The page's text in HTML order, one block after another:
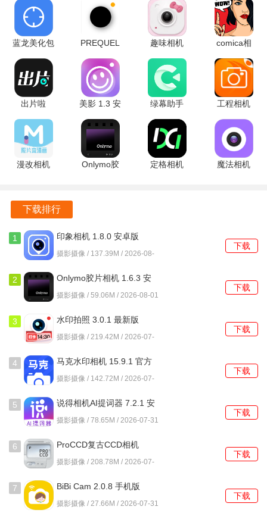
蓝龙美化包
1.2 安卓版
PREQUEL
1.89.2 官方
正版
趣味相机
3.2.92 安卓
版
comica相
机 1.56 安
卓版
出片啦
1.9.0 免费
版
美影 1.3 安
卓版
绿幕助手
8.4.1 安卓
版
工程相机
2.15.2 手机
版
漫改相机
Onlymo胶
定格相机
魔法相机
下载排行
1 印象相机 1.8.0 安卓版
摄影摄像 / 137.39M / 2026-08-
下载
2
Onlymo胶片相机 1.6.3 安
卓版
摄影摄像 / 59.06M / 2026-08-01
下载
3 水印拍照 3.0.1 最新版
摄影摄像 / 219.42M / 2026-07-
下载
4
马克水印相机 15.9.1 官方
版
摄影摄像 / 142.72M / 2026-07-
下载
5
说得相机AI提词器 7.2.1 安
卓版
摄影摄像 / 78.65M / 2026-07-31
下载
6
ProCCD复古CCD相机
6.3.3 安卓版
摄影摄像 / 208.78M / 2026-07-
下载
7 BiBi Cam 2.0.8 手机版
摄影摄像 / 27.66M / 2026-07-31
下载